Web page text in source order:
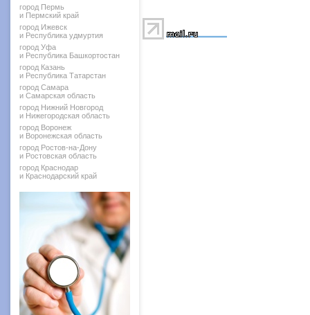
город Пермь
и Пермский край
город Ижевск
и Республика удмуртия
город Уфа
и Республика Башкортостан
город Казань
и Республика Татарстан
город Самара
и Самарская область
город Нижний Новгород
и Нижегородская область
город Воронеж
и Воронежская область
город Ростов-на-Дону
и Ростовская область
город Краснодар
и Краснодарский край